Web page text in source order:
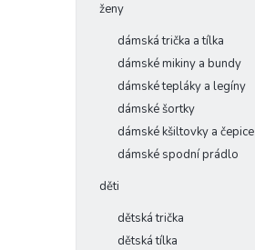
ženy
dámská trička a tílka
dámské mikiny a bundy
dámské tepláky a legíny
dámské šortky
dámské kšiltovky a čepice
dámské spodní prádlo
děti
dětská trička
dětská tílka